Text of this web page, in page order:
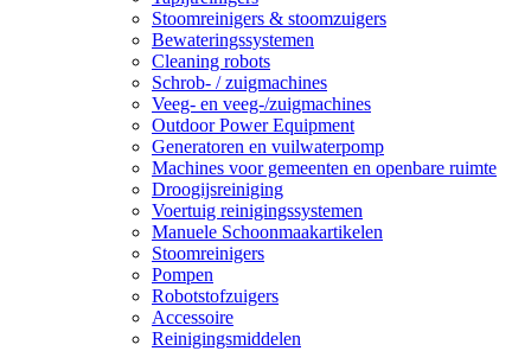
Stoomreinigers & stoomzuigers
Bewateringssystemen
Cleaning robots
Schrob- / zuigmachines
Veeg- en veeg-/zuigmachines
Outdoor Power Equipment
Generatoren en vuilwaterpomp
Machines voor gemeenten en openbare ruimte
Droogijsreiniging
Voertuig reinigingssystemen
Manuele Schoonmaakartikelen
Stoomreinigers
Pompen
Robotstofzuigers
Accessoire
Reinigingsmiddelen